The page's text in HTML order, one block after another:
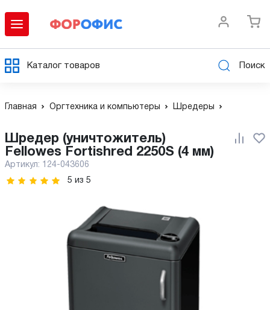
Каталог товаров Поиск
Главная Оргтехника и компьютеры Шредеры
Шредер (уничтожитель)
Fellowes Fortishred 2250S (4 мм)
Артикул: 124-043606
5 из 5